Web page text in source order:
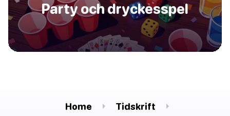
Party och dryckesspel
Home
Tidskrift